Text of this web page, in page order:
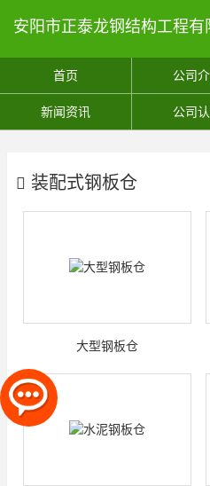
安阳市正泰龙钢结构工程有
首页 公司
新闻资讯 公司
装配式钢板仓
大型钢板仓